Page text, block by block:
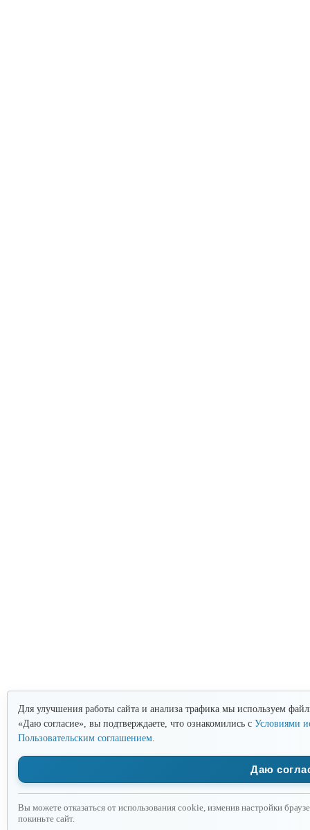
Для улучшения работы сайта и анализа трафика мы используем
«Даю согласие», вы подтверждаете, что ознакомились с Условиями
Пользовательским соглашением.
Даю
Вы можете отказаться от использования cookie, изменив настройки
покиньте сайт.